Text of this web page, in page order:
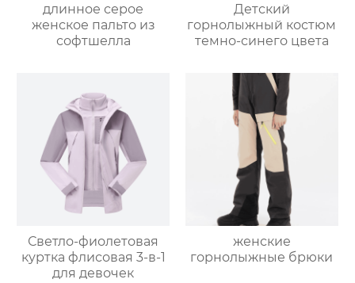
длинное серое
женское пальто из
софтшелла
Детский
горнолыжный костюм
темно-синего цвета
Светло-фиолетовая
куртка флисовая 3-в-1
для девочек
женские
горнолыжные брюки